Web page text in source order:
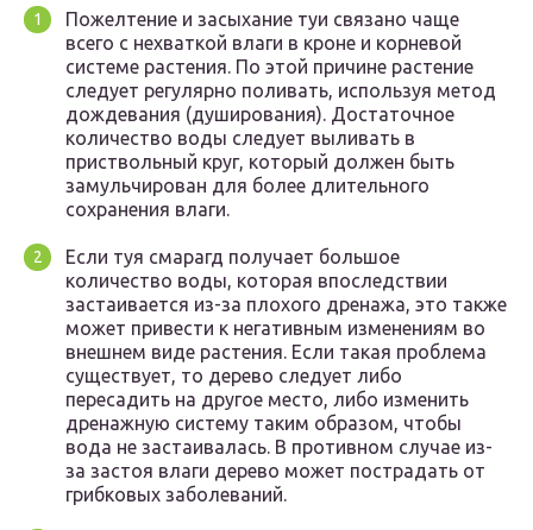
Пожелтение и засыхание туи связано чаще
всего с нехваткой влаги в кроне и корневой
системе растения. По этой причине растение
следует регулярно поливать, используя метод
дождевания (душирования). Достаточное
количество воды следует выливать в
приствольный круг, который должен быть
замульчирован для более длительного
сохранения влаги.
Если туя смарагд получает большое
количество воды, которая впоследствии
застаивается из-за плохого дренажа, это также
может привести к негативным изменениям во
внешнем виде растения. Если такая проблема
существует, то дерево следует либо
пересадить на другое место, либо изменить
дренажную систему таким образом, чтобы
вода не застаивалась. В противном случае из-
за застоя влаги дерево может пострадать от
грибковых заболеваний.